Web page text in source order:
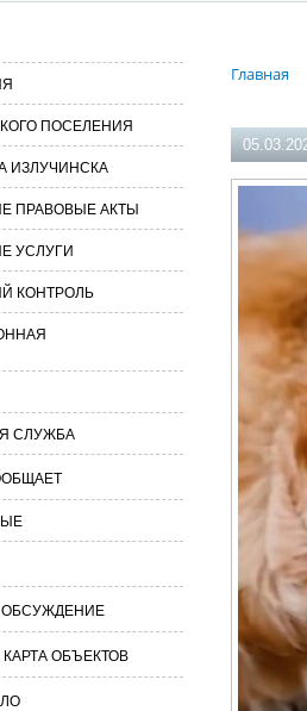
Главная
ПОСЕЛЕНИЯ
ИЗЛУЧИНСКА
ПРАВОВЫЕ АКТЫ
УСЛУГИ
КОНТРОЛЬ
СЛУЖБА
ОБЪЕКТОВ